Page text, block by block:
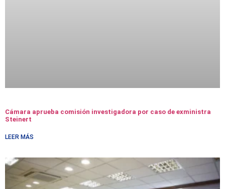
Cámara aprueba comisión investigadora por caso de exministra
Steinert
LEER MÁS